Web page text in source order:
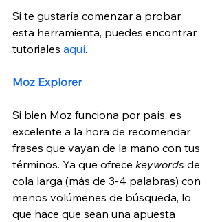
Si te gustaría comenzar a probar
esta herramienta, puedes encontrar
tutoriales aquí.
Moz Explorer
Si bien Moz funciona por país, es
excelente a la hora de recomendar
frases que vayan de la mano con tus
términos. Ya que ofrece keywords de
cola larga (más de 3-4 palabras) con
menos volúmenes de búsqueda, lo
que hace que sean una apuesta